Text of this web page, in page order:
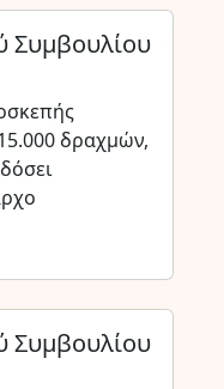
Συμβουλίου
δραχμών,
Συμβουλίου